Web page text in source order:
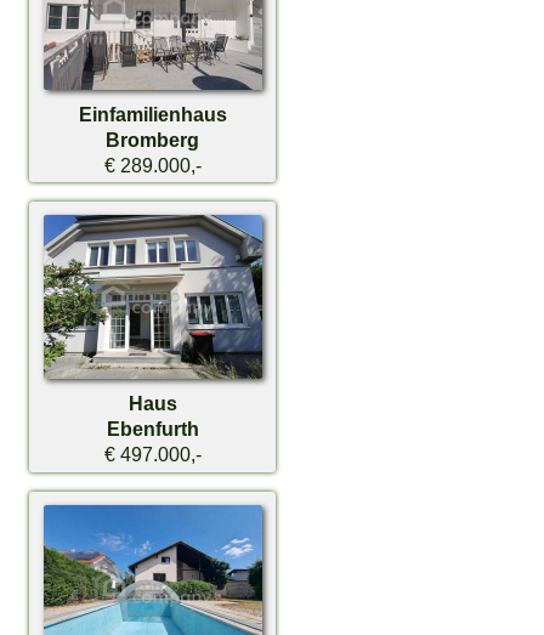
Einfamilienhaus
Bromberg
€ 289.000,-
Haus
Ebenfurth
€ 497.000,-